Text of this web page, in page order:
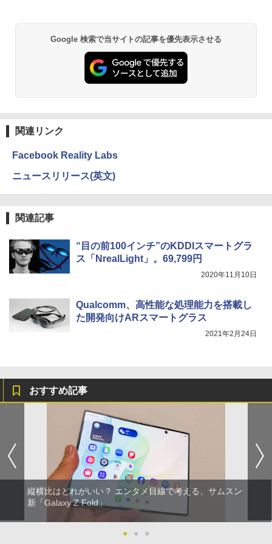
Google 検索で当サイトの記事を優先表示させる
関連リンク
Facebook Reality Labs
ニュースリリース(英文)
関連記事
“目の前100インチ”のKDDIスマートグラ
ス「NrealLight」。69,799円
2020年11月10日
Qualcomm、高性能な処理能力を搭載し
た開発向けARスマートグラス
2021年2月24日
おすすめ記事
縦横比はどれがいい？ エンタメ目線で考える、サムスン
新「Galaxy Z Fold」
● ● ●